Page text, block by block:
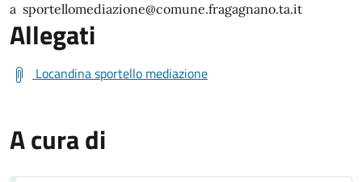
a sportellomediazione@comune.fragagnano.ta.it
Allegati
Locandina sportello mediazione
A cura di